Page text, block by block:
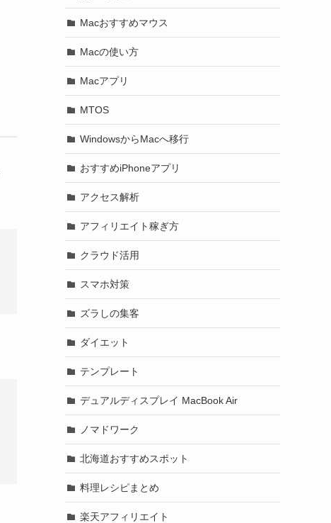
Macおすすめマウス
Macの使い方
Macアプリ
MTOS
WindowsからMacへ移行
おすすめiPhoneアプリ
アクセス解析
アフィリエイト稼ぎ方
クラウド活用
スマホ対策
ズラしの集客
ダイエット
テンプレート
デュアルディスプレイ MacBook Air
ノマドワーク
北海道おすすめスポット
料理レシピまとめ
楽天アフィリエイト